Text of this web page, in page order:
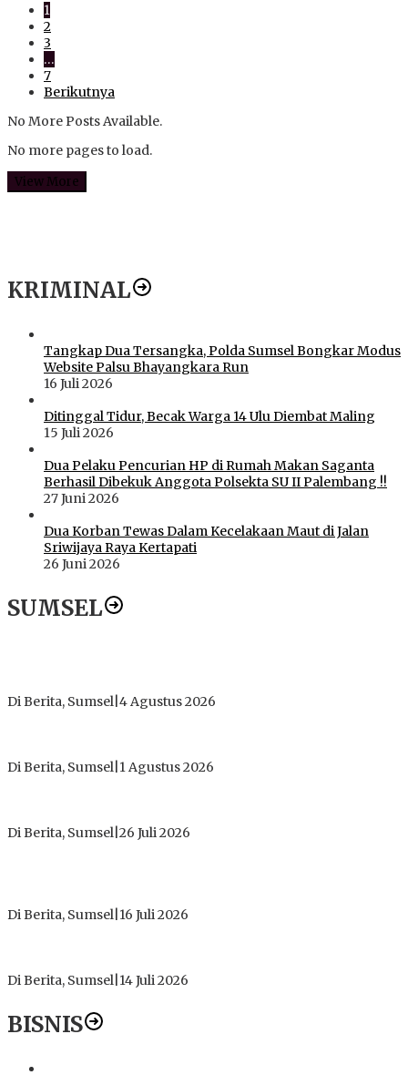
1
2
3
…
7
Berikutnya
No More Posts Available.
No more pages to load.
View More
KRIMINAL
Tangkap Dua Tersangka, Polda Sumsel Bongkar Modus
Website Palsu Bhayangkara Run
16 Juli 2026
Ditinggal Tidur, Becak Warga 14 Ulu Diembat Maling
15 Juli 2026
Dua Pelaku Pencurian HP di Rumah Makan Saganta
Berhasil Dibekuk Anggota Polsekta SU II Palembang !!
27 Juni 2026
Dua Korban Tewas Dalam Kecelakaan Maut di Jalan
Sriwijaya Raya Kertapati
26 Juni 2026
SUMSEL
Di Berita, Sumsel 4 Agustus 2026
Di Berita, Sumsel 1 Agustus 2026
Di Berita, Sumsel 26 Juli 2026
Di Berita, Sumsel 16 Juli 2026
Di Berita, Sumsel 14 Juli 2026
BISNIS